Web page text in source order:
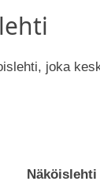
joka
Näköislehti